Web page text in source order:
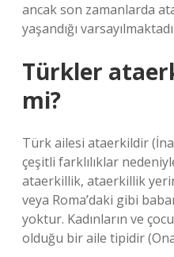
ancak son zamanlarda
yaşandığı
Türkler
mi?
Türk ailesi ataerkildir
çeşitli farklılıklar
ataerkillik, ataerkillik
veya Roma’daki gibi
yoktur. Kadınların ve
olduğu bir aile tipidir